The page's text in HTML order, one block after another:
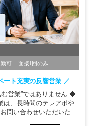
可 面接1回のみ
ート充実の反響営業 ／
”ではありません ◆
時間のテレアポや
問い合わせいただいた...